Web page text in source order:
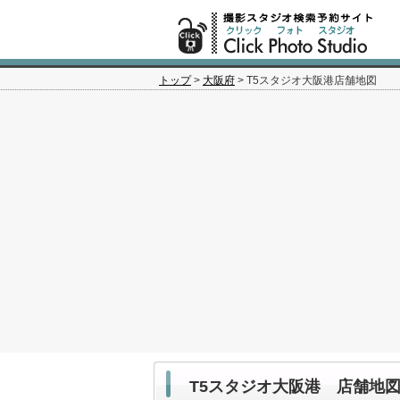
トップ> 大阪府 > T5スタジオ大阪港店舗地図
T5スタジオ大阪港 店舗地図